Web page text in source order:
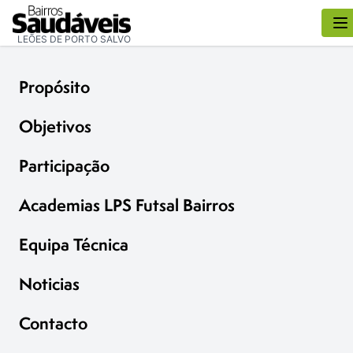
LEÕES DE PORTO SALVO
Propósito
Objetivos
Participação
Academias LPS Futsal Bairros
Equipa Técnica
Noticias
Contacto